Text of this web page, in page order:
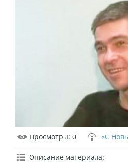
Просмотры: 0 «С
Описание материала: